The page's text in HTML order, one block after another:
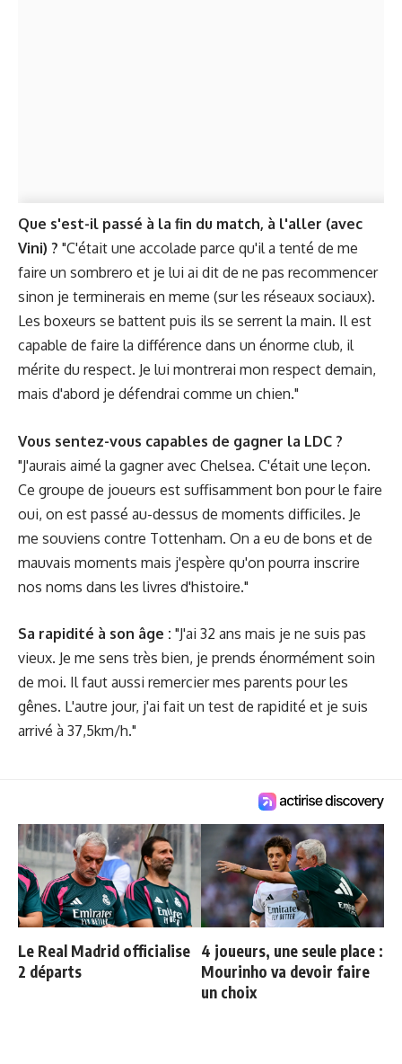
Que s'est-il passé à la fin du match, à l'aller (avec
Vini) ? "C'était une accolade parce qu'il a tenté de me
faire un sombrero et je lui ai dit de ne pas recommencer
sinon je terminerais en meme (sur les réseaux sociaux).
Les boxeurs se battent puis ils se serrent la main. Il est
capable de faire la différence dans un énorme club, il
mérite du respect. Je lui montrerai mon respect demain,
mais d'abord je défendrai comme un chien."
Vous sentez-vous capables de gagner la LDC ?
"J'aurais aimé la gagner avec Chelsea. C'était une leçon.
Ce groupe de joueurs est suffisamment bon pour le faire
oui, on est passé au-dessus de moments difficiles. Je
me souviens contre Tottenham. On a eu de bons et de
mauvais moments mais j'espère qu'on pourra inscrire
nos noms dans les livres d'histoire."
Sa rapidité à son âge : "J'ai 32 ans mais je ne suis pas
vieux. Je me sens très bien, je prends énormément soin
de moi. Il faut aussi remercier mes parents pour les
gênes. L'autre jour, j'ai fait un test de rapidité et je suis
arrivé à 37,5km/h."
Le Real Madrid officialise
2 départs
4 joueurs, une seule place :
Mourinho va devoir faire
un choix